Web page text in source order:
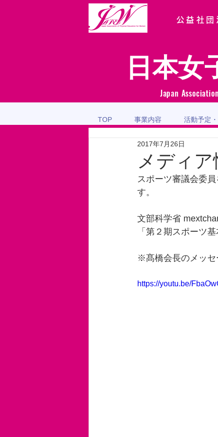
公益社団
日本女
Japan
TOP 事業内容 活動予定
メディ
2017年7月26日
スポーツ審議会委
す。
文部科学省
「第２期スポーツ
※髙橋会長のメッセ
https://youtu.be/